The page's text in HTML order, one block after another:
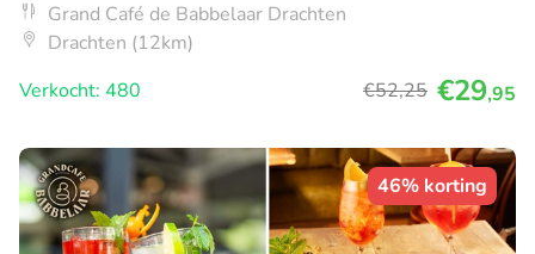
Grand Café de Babbelaar Drachten
Drachten (12km)
Verkocht: 480
€52,25 €29,95
46% korting